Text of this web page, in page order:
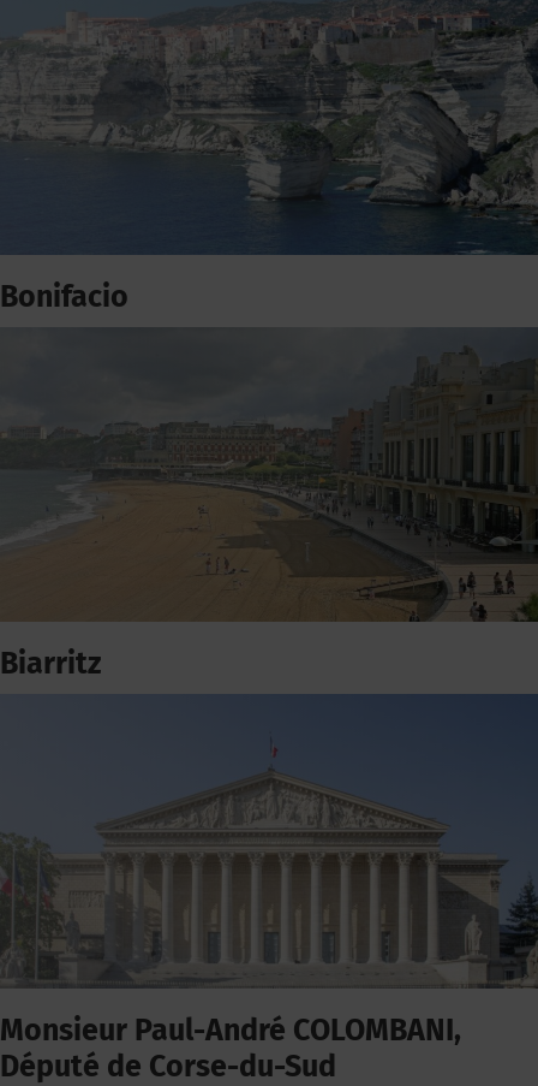
Bonifacio
Biarritz
Monsieur Paul-André COLOMBANI,
Député de Corse-du-Sud